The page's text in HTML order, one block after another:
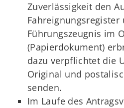
Zuverlässigkeit den
Führungszeugnis im
(Papierdokument)
dazu verpflichtet die
Original und
senden.
Im Laufe des